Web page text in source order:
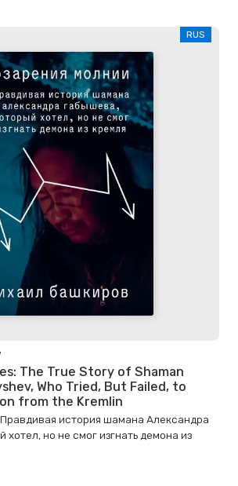
RUS
The True Story of Shaman
Who Tried, But Failed, to
from the Kremlin
история шамана Александра
хотел, но не смог изгнать демона из